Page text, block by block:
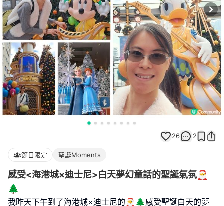
26 2
節日限定 聖誕Moments
感受<海港城×迪士尼>白天夢幻童話的聖誕氣氛🎅
🌲
我昨天下午到了海港城×迪士尼的🎅🌲感受聖誕白天的夢